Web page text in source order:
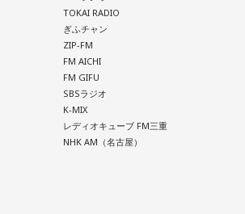
/ 望月ヒナタ / 山合圭吾 / 山本大斗 / 吉凶
/ LAZWARD PIANO / ラナメリサ /
/ Lyka / Яu-a / ルサンチマン /
Rosy / 浪漫派マシュマロ / WORSTRASH
OCEAN / インタールード / V;error /
/ Esteban / Ettone / ENEMY FLECK /
I Clacks / OSHIKIKEIGO / OddRe: / お
/ 上川周平とじゃがいもフィルハーモ
/ yutori / 揺らいで凪 / 「夜と同時に、動
cats / RIP DISHONOR / リュベンス /
っと° / wapiti
ガーネット / Aonowa / AKAMONE /
夢 / Absolute area / AND CALL. /
Nana / ISHIGURE / 171 / IBUKI /
ャーニー / WeekendAll / Wisteria /
/ ウルトラ寿司ふぁいやー / エイハ
TOKAI RADIO
ぎふチャン
ZIP-FM
FM AICHI
FM GIFU
SBSラジオ
K-MIX
レディオキューブ FM三重
NHK AM（名古屋）